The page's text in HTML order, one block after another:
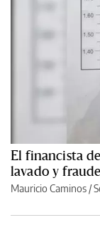
El financista
lavado y
Mauricio Caminos /